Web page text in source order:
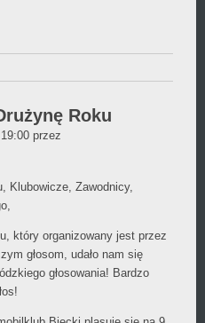
Roku
przez
Klubowicze, Zawodnicy,
który organizowany jest przez
głosom, udało nam się
głosowania! Bardzo